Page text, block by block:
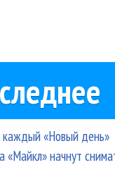
«Новый день»
начнут